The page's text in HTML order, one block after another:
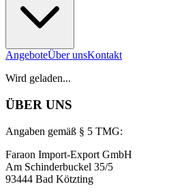
AngeboteÜber unsKontakt
Wird geladen...
ÜBER UNS
Angaben gemäß § 5 TMG:
Faraon Import-Export GmbH
Am Schinderbuckel 35/5
93444 Bad Kötzting